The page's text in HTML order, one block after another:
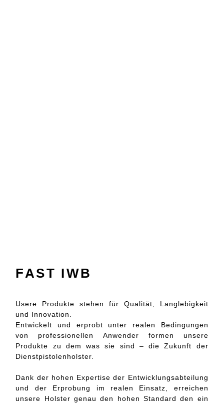
FAST IWB
Usere Produkte stehen für Qualität, Langlebigkeit
und Innovation.
Entwickelt und erprobt unter realen Bedingungen
von professionellen Anwender formen unsere
Produkte zu dem was sie sind – die Zukunft der
Dienstpistolenholster.
Dank der hohen Expertise der Entwicklungsabteilung
und der Erprobung im realen Einsatz, erreichen
unsere Holster genau den hohen Standard den ein